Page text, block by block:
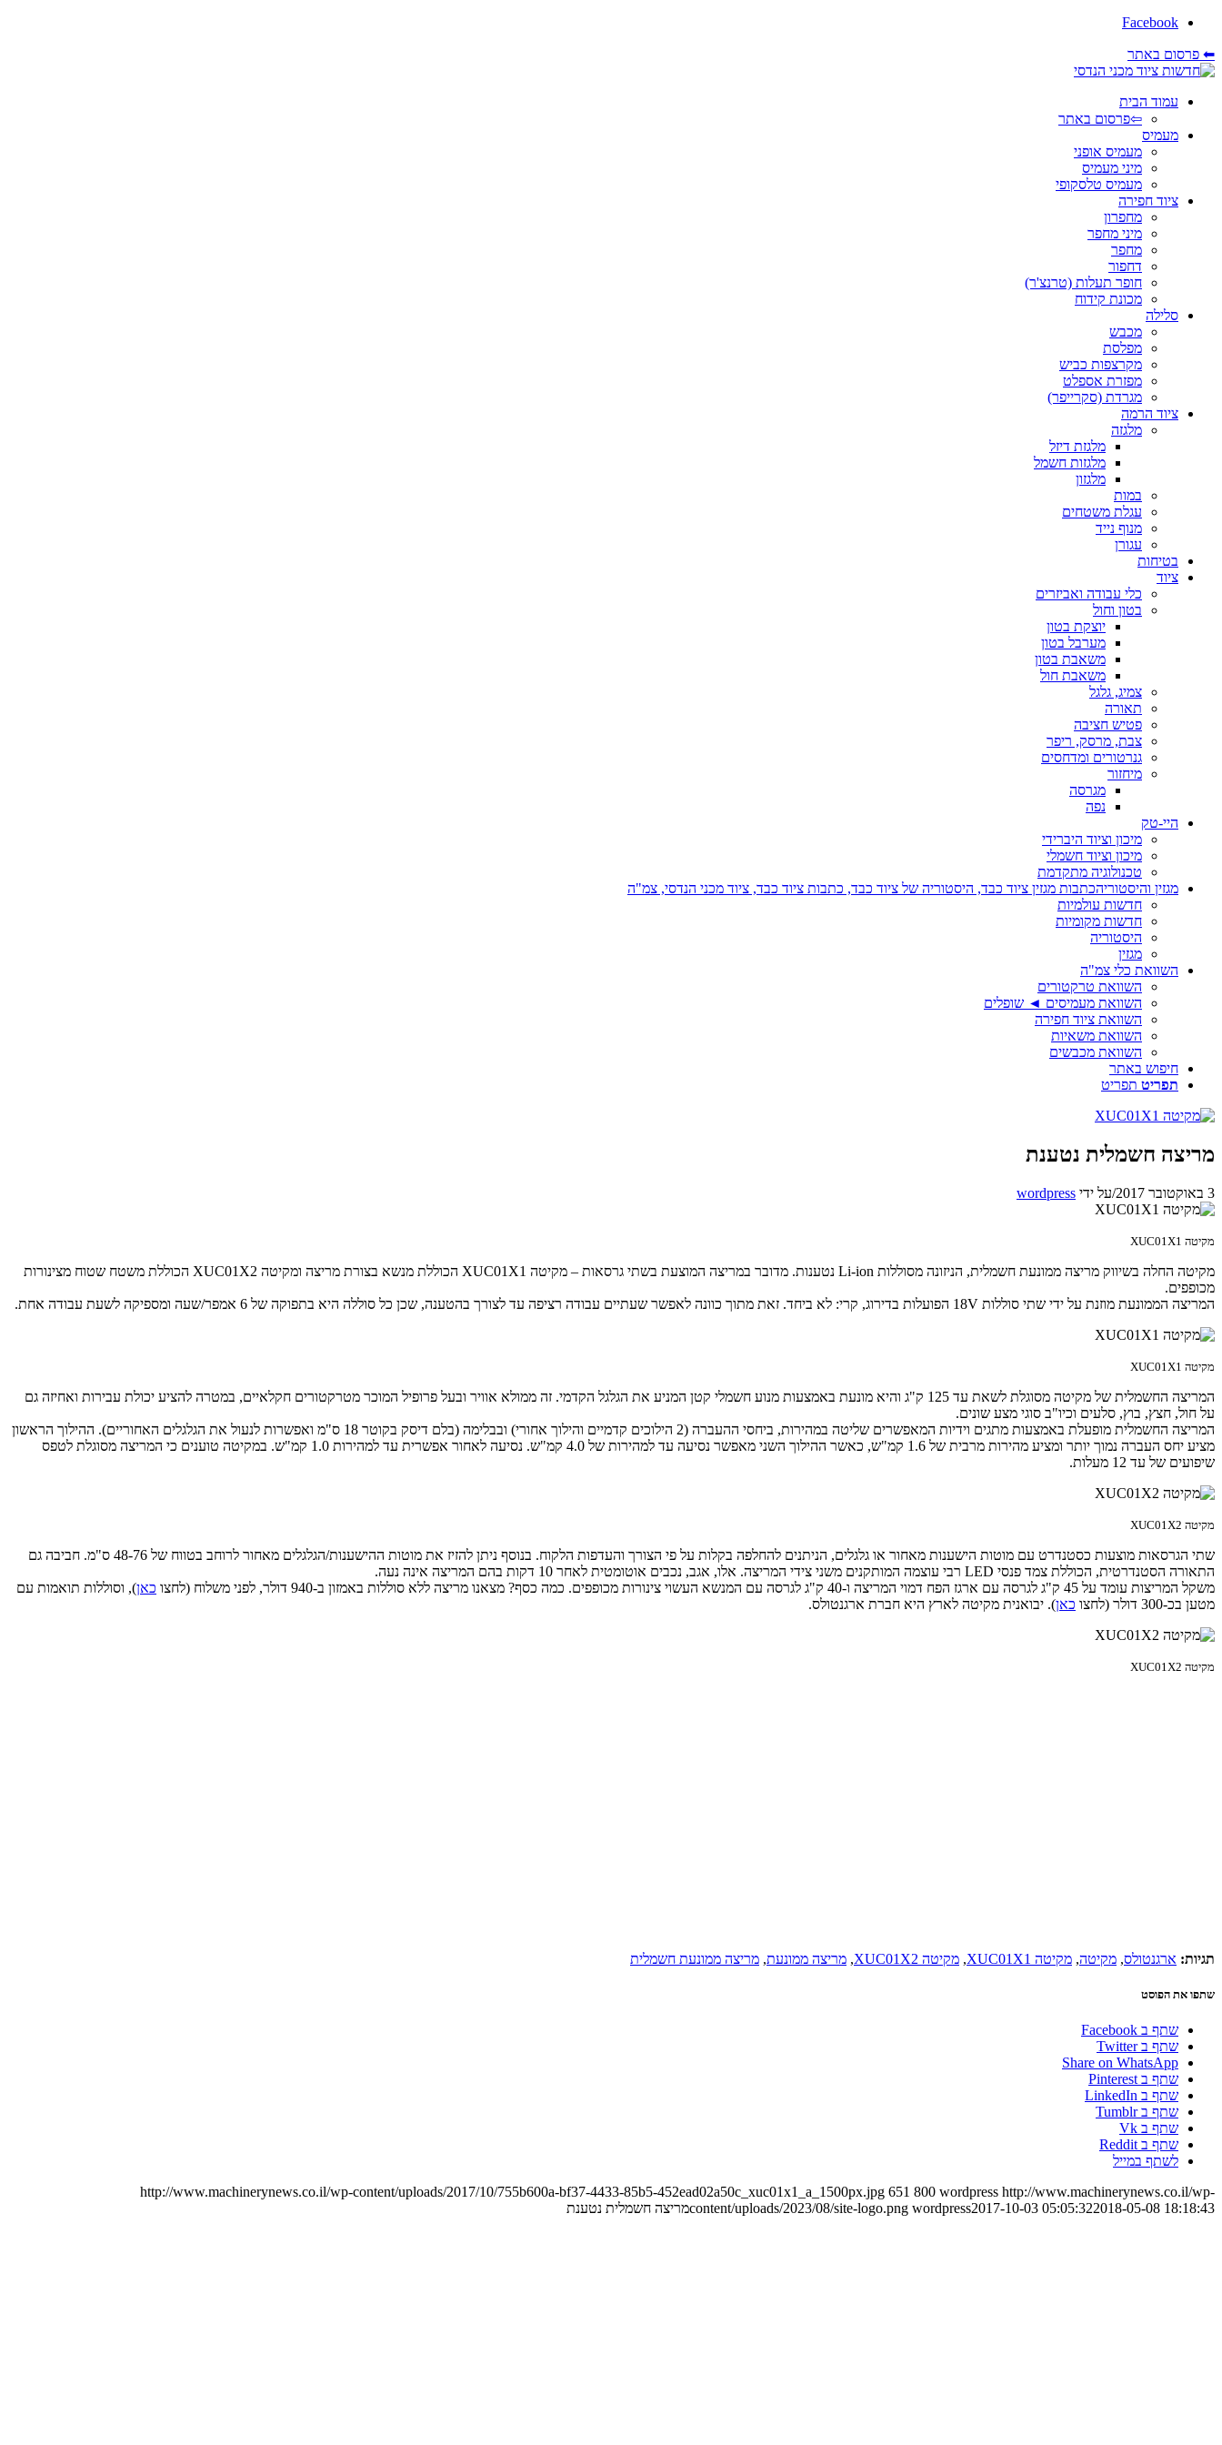
Facebook
⬅ פרסום באתר
עמוד הבית
⇦פרסום באתר
מעמיס
מעמיס אופני
מיני מעמיס
מעמיס טלסקופי
ציוד חפירה
מחפרון
מיני מחפר
מחפר
דחפור
חופר תעלות (טרנצ'ר)
מכונת קידוח
סלילה
מכבש
מפלסת
מקרצפות כביש
מפזרת אספלט
מגרדת (סקרייפר)
ציוד הרמה
מלגזה
מלגזת דיזל
מלגזות חשמל
מלגזון
במות
עגלת משטחים
מנוף נייד
עגורן
בטיחות
ציוד
כלי עבודה ואביזרים
בטון וחול
יוצקת בטון
מערבל בטון
משאבת בטון
משאבת חול
צמיג, גלגל
תאורה
פטיש חציבה
צבת, מרסק, ריפר
גנרטורים ומדחסים
מיחזור
מגרסה
נפה
היי-טק
מיכון וציוד היברידי
מיכון וציוד חשמלי
טכנולוגיה מתקדמת
מגזין והיסטוריהכתבות מגזין ציוד כבד, היסטוריה של ציוד כבד, כתבות ציוד כבד, ציוד מכני הנדסי, צמ"ה
חדשות עולמיות
חדשות מקומיות
היסטוריה
מגזין
השוואת כלי צמ"ה
השוואת טרקטורים
השוואת מעמיסים ◄ שופלים
השוואת ציוד חפירה
השוואת משאיות
השוואת מכבשים
חיפוש באתר
תפריט תפריט
מריצה חשמלית נטענת
3 באוקטובר 2017 /על ידי wordpress
מקיטה XUC01X1
מקיטה החלה בשיווק מריצה ממונעת חשמלית, הניזונה מסוללות Li-ion נטענות. מדובר במריצה המוצעת בשתי גרסאות – מקיטה XUC01X1 הכוללת מנשא בצורת מריצה ומקיטה XUC01X2 הכוללת משטח שטוח מצינורות
מכופפים.
המריצה הממונעת מוזנת על ידי שתי סוללות 18V הפועלות בדירוג, קרי: לא ביחד. זאת מתוך כוונה לאפשר שעתיים עבודה רציפה עד לצורך בהטענה, שכן כל סוללה היא בתפוקה של 6 אמפר/שעה ומספיקה לשעת עבודה אחת.
מקיטה XUC01X1
המריצה החשמלית של מקיטה מסוגלת לשאת עד 125 ק"ג והיא מונעת באמצעות מנוע חשמלי קטן המניע את הגלגל הקדמי. זה ממולא אוויר ובעל פרופיל המוכר מטרקטורים חקלאיים, במטרה להציע יכולת עבירות ואחיזה גם
על חול, חצץ, בוץ, סלעים וכיו"ב סוגי מצע שונים.
המריצה החשמלית מופעלת באמצעות מתגים וידיות המאפשרים שליטה במהירות, ביחסי ההעברה (2 הילוכים קדמיים והילוך אחורי) ובבלימה (בלם דיסק בקוטר 18 ס"מ ואפשרות לנעול את הגלגלים האחוריים). ההילוך הראשון
מציע יחס העברה נמוך יותר ומציע מהירות מרבית של 1.6 קמ"ש, כאשר ההילוך השני מאפשר נסיעה עד למהירות של 4.0 קמ"ש. נסיעה לאחור אפשרית עד למהירות 1.0 קמ"ש. במקיטה טוענים כי המריצה מסוגלת לטפס
שיפועים של עד 12 מעלות.
מקיטה XUC01X2
שתי הגרסאות מוצעות כסטנדרט עם מוטות הישענות מאחור או גלגלים, הניתנים להחלפה בקלות על פי הצורך והעדפות הלקוח. בנוסף ניתן להזיז את מוטות ההישענות/הגלגלים מאחור לרוחב בטווח של 48-76 ס"מ. חביבה גם
התאורה הסטנדרטית, הכוללת צמד פנסי LED רבי עוצמה המותקנים משני צידי המריצה. אלו, אגב, נכבים אוטומטית לאחר 10 דקות בהם המריצה אינה נעה.
משקל המריצות עומד על 45 ק"ג לגרסה עם ארגז הפח דמוי המריצה ו-40 ק"ג לגרסה עם המנשא העשוי צינורות מכופפים. כמה כסף? מצאנו מריצה ללא סוללות באמזון ב-940 דולר, לפני משלוח (לחצו
כאן), וסוללות תואמות עם
מטען בכ-300 דולר (לחצו
כאן). יבואנית מקיטה לארץ היא חברת ארגנטולס.
מקיטה XUC01X2
תגיות: ארגנטולס, מקיטה, מקיטה XUC01X1 , מקיטה XUC01X2 , מריצה ממונעת, מריצה ממונעת חשמלית
שתפו את הפוסט
שתף ב Facebook
שתף ב Twitter
Share on WhatsApp
שתף ב Pinterest
שתף ב LinkedIn
שתף ב Tumblr
שתף ב Vk
שתף ב Reddit
לשתף במייל
http://www.machinerynews.co.il/wp-content/uploads/2017/10/755b600a-bf37-4433-85b5-452ead02a50c_xuc01x1_a_1500px.jpg 651 800 wordpress http://www.machinerynews.co.il/wp-
content/uploads/2023/08/site-logo.png wordpress2017-10-03 05:05:322018-05-08 18:18:43 מריצה חשמלית נטענת